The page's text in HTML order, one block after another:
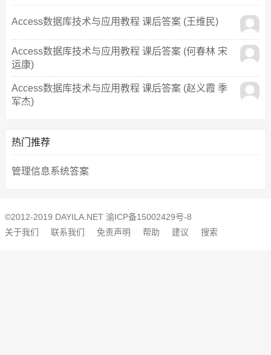
Access数据库技术与应用教程 课后答案 (王维民)
Access数据库技术与应用教程 课后答案 (何春林 宋
运康)
Access数据库技术与应用教程 课后答案 (赵义霞 季
军杰)
热门推荐
管理信息系统答案
©2012-2019 DAYILA.NET 渝ICP备15002429号-8
关于我们
联系我们 免责声明 帮助 建议 搜索